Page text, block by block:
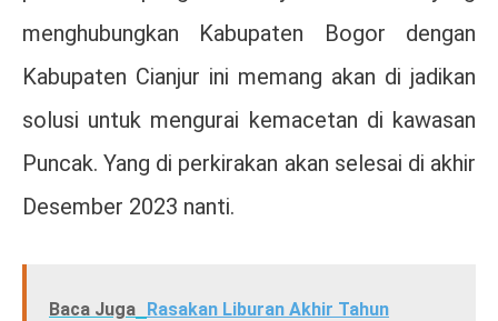
menghubungkan Kabupaten Bogor dengan
Kabupaten Cianjur ini memang akan di jadikan
solusi untuk mengurai kemacetan di kawasan
Puncak. Yang di perkirakan akan selesai di akhir
Desember 2023 nanti.
Baca Juga Rasakan Liburan Akhir Tahun